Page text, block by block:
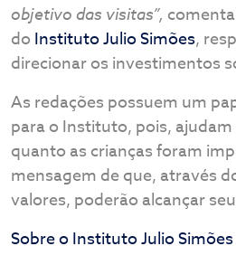
objetivo das visitas”, comenta
do Instituto Julio Simões,
direcionar os investimentos
As redações possuem um
para o Instituto, pois,
quanto as crianças foram
mensagem de que, através
valores, poderão alcançar
Sobre o Instituto Julio Simões